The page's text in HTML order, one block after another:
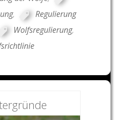
,
Regulierung
Wolfsregulierung,